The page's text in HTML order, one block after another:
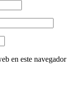
en este navegador